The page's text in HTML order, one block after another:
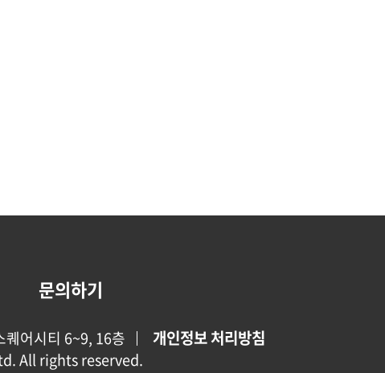
문의하기
퀘어시티 6~9, 16층 개인정보 처리방침
All rights reserved.